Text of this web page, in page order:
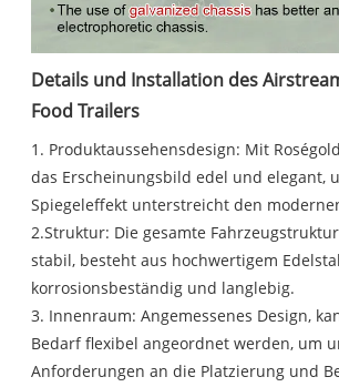
Details und Installation des
Food Trailers
1. Produktaussehensdesign: Mit
das Erscheinungsbild edel und elegant,
Spiegeleffekt unterstreicht den
2.Struktur: Die gesamte
stabil, besteht aus hochwertigem
korrosionsbeständig und langlebig.
3. Innenraum: Angemessenes Design,
Bedarf flexibel angeordnet werden, um
Anforderungen an die Platzierung und